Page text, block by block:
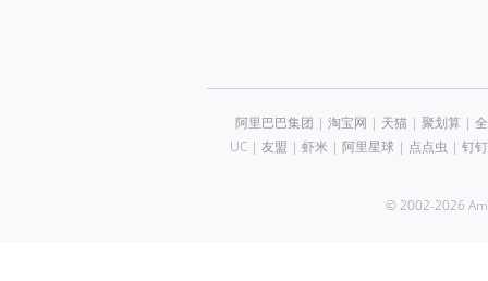
阿里巴巴集团 | 淘宝网 | 天猫| 聚划算 |
UC| 友盟 | 虾米 | 阿里星球| 点点虫 | 钉钉
© 2002-2026